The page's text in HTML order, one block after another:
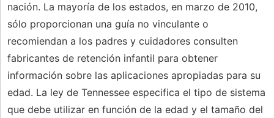
nación. La mayoría de los estados, en marzo de 2010,
sólo proporcionan una guía no vinculante o
recomiendan a los padres y cuidadores consulten
fabricantes de retención infantil para obtener
información sobre las aplicaciones apropiadas para su
edad. La ley de Tennessee especifica el tipo de sistema
que debe utilizar en función de la edad y el tamaño del